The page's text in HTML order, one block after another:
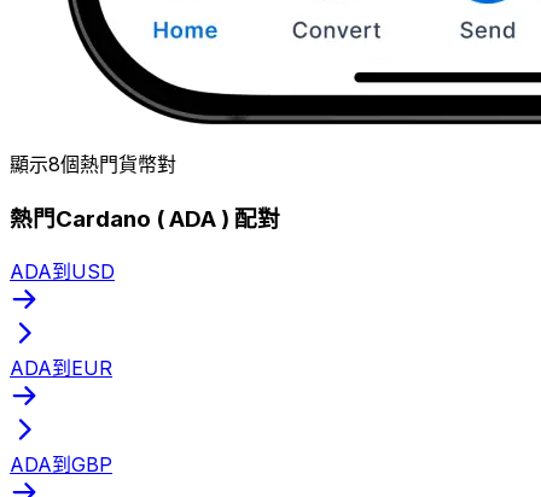
顯示8個熱門貨幣對
熱門Cardano ( ADA ) 配對
ADA到USD
ADA到EUR
ADA到GBP